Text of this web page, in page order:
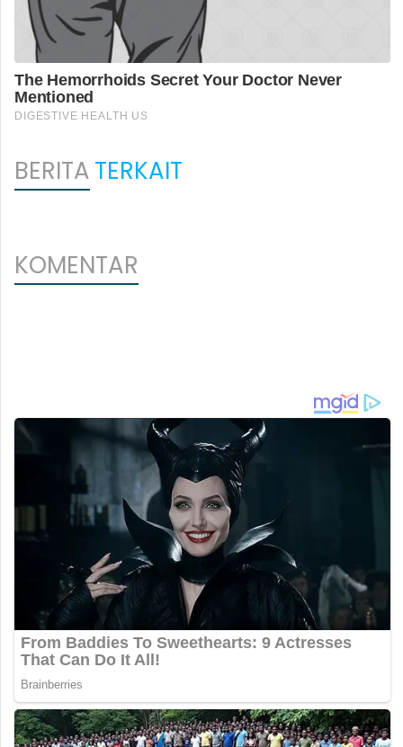
BERITATERKAIT
KOMENTAR